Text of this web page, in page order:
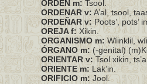
ORDEN m: Tsool.
ORDENAR v: A’al, tsool,
ORDEÑAR v:Poots’, pots’
OREJA f: Xikin.
ORGANISMO m:Wíinklil,
ÓRGANO m:(-genital)
ORIENTAR v:Tsol xikin, ts’a
ORIENTE m: Lak’in.
ORIFICIO m:Jool.